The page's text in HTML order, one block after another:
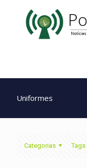
Uniformes
Categorias Tags